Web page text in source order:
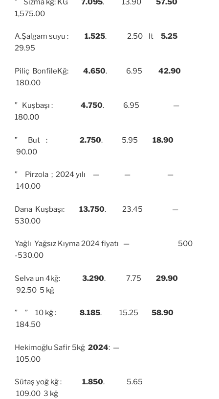
” Sızma kg: KĞ 7.095. 13.90 57.50
1,575.00
A.Şalgam suyu : 1.525. 2.50 lt 5.25
29.95
Piliç BonfileKğ: 4.650. 6.95 42.90
180.00
” Kuşbaşı : 4.750. 6.95 —
180.00
” But : 2.750. 5.95 18.90
90.00
” Pirzola ; 2024 yılı — — —
140.00
Dana Kuşbaşı: 13.750. 23.45 —
530.00
Yağlı Yağsız Kıyma 2024 fiyatı — 500
-530.00
Selva un 4kğ: 3.290. 7.75 29.90
92.50 5 kğ
” ” 10 kğ : 8.185. 15.25 58.90
184.50
Hekimoğlu Safir 5kğ 2024: —
105.00
Sütaş yoğ kğ : 1.850. 5.65
109.00 3 kğ